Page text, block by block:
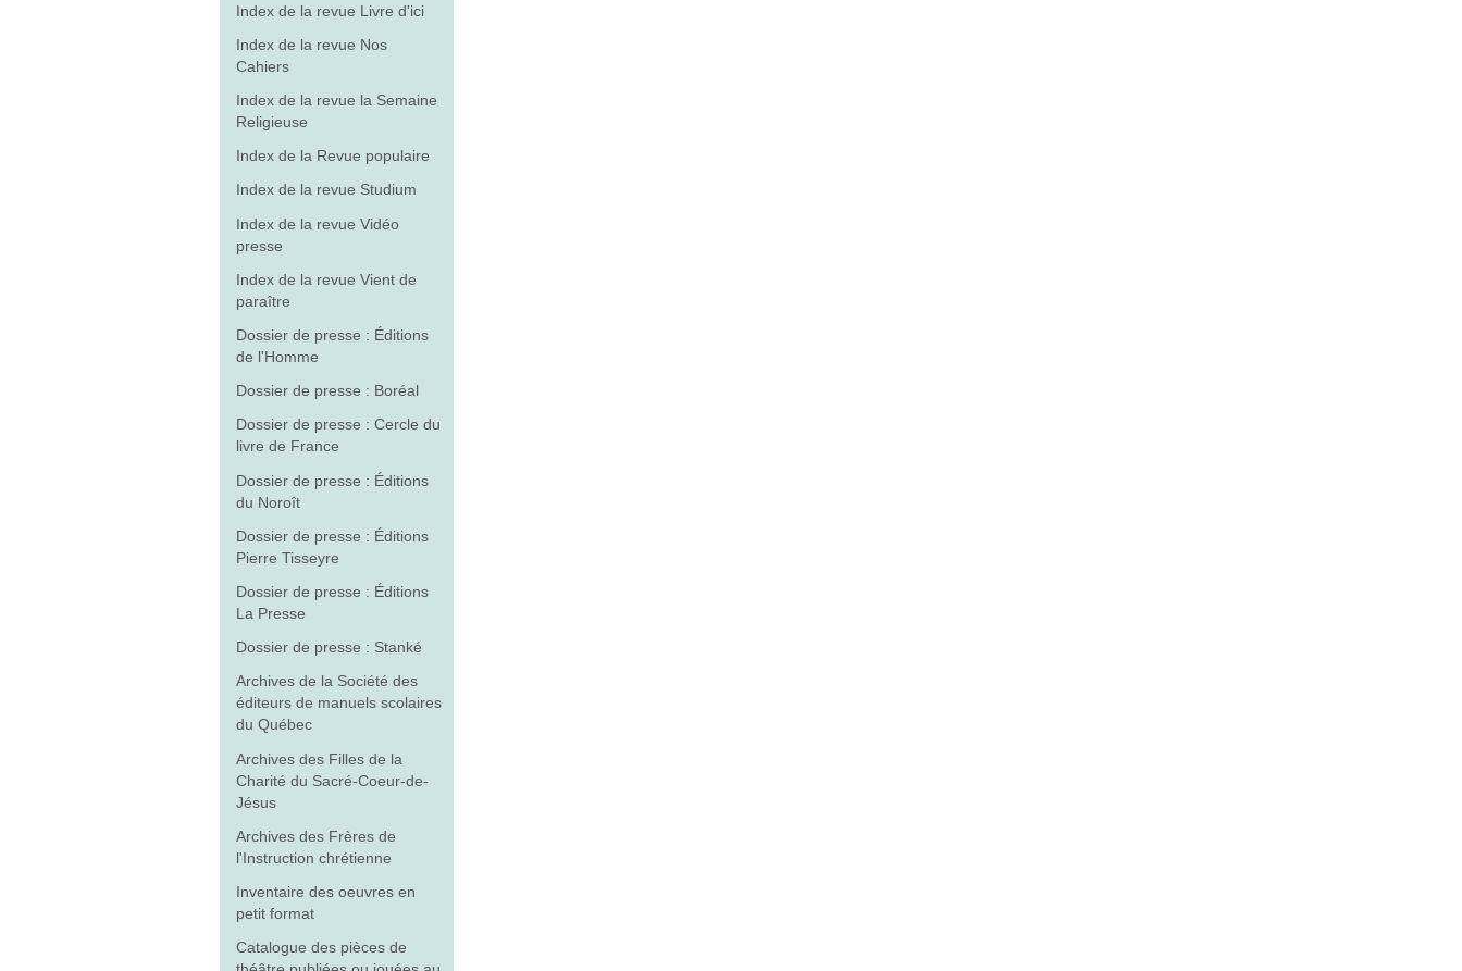
Index de la revue Livre d'ici
Index de la revue Nos
Cahiers
Index de la revue la Semaine
Religieuse
Index de la Revue populaire
Index de la revue Studium
Index de la revue Vidéo
presse
Index de la revue Vient de
paraître
Dossier de presse : Éditions
de l'Homme
Dossier de presse : Boréal
Dossier de presse : Cercle du
livre de France
Dossier de presse : Éditions
du Noroît
Dossier de presse : Éditions
Pierre Tisseyre
Dossier de presse : Éditions
La Presse
Dossier de presse : Stanké
Archives de la Société des
éditeurs de manuels scolaires
du Québec
Archives des Filles de la
Charité du Sacré-Coeur-de-
Jésus
Archives des Frères de
l'Instruction chrétienne
Inventaire des oeuvres en
petit format
Catalogue des pièces de